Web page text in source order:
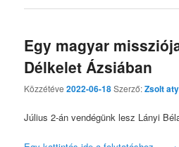
Egy magyar
Délkelet Ázsiában
Közzétéve2022-06-18Szerző:Zsolt
Július 2-án vendégünk lesz Lányi